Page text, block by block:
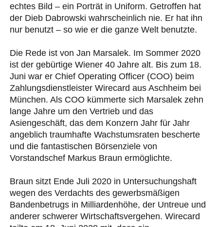
echtes Bild – ein Porträt in Uniform. Getroffen hat
der Dieb Dabrowski wahrscheinlich nie. Er hat ihn
nur benutzt – so wie er die ganze Welt benutzte.
Die Rede ist von Jan Marsalek. Im Sommer 2020
ist der gebürtige Wiener 40 Jahre alt. Bis zum 18.
Juni war er Chief Operating Officer (COO) beim
Zahlungsdienstleister Wirecard aus Aschheim bei
München. Als COO kümmerte sich Marsalek zehn
lange Jahre um den Vertrieb und das
Asiengeschäft, das dem Konzern Jahr für Jahr
angeblich traumhafte Wachstumsraten bescherte
und die fantastischen Börsenziele von
Vorstandschef Markus Braun ermöglichte.
Braun sitzt Ende Juli 2020 in Untersuchungshaft
wegen des Verdachts des gewerbsmäßigen
Bandenbetrugs in Milliardenhöhe, der Untreue und
anderer schwerer Wirtschaftsvergehen. Wirecard